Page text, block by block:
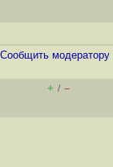
Cообщить модератору
+ / –